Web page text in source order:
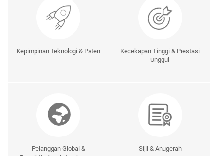
Kepimpinan Teknologi & Paten
Kecekapan Tinggi & Prestasi
Unggul
Pelanggan Global &
Sijil & Anugerah